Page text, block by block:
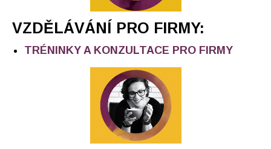
VZDĚLÁVÁNÍ PRO FIRMY:
TRÉNINKY A KONZULTACE PRO FIRMY